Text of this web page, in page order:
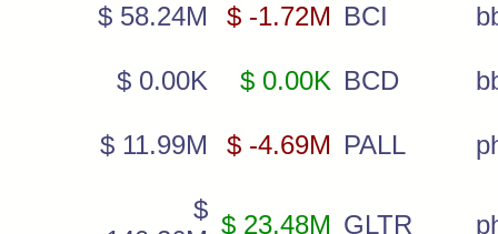
$ 58.24M $ -1.72M BCI
$ 0.00K $ 0.00K BCD
$ 11.99M $ -4.69M PALL
$
$ 23.48M GLTR